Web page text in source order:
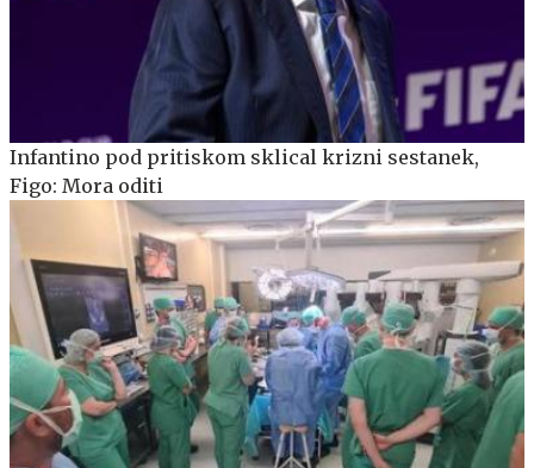
Infantino pod pritiskom sklical krizni sestanek,
Figo: Mora oditi